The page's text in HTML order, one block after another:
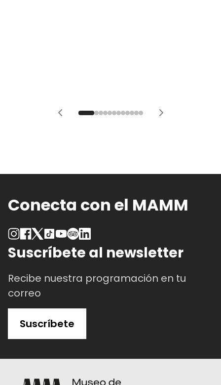
Conecta con el MAMM
Suscríbete al newsletter
Recibe nuestra programación en tu
correo
Suscríbete